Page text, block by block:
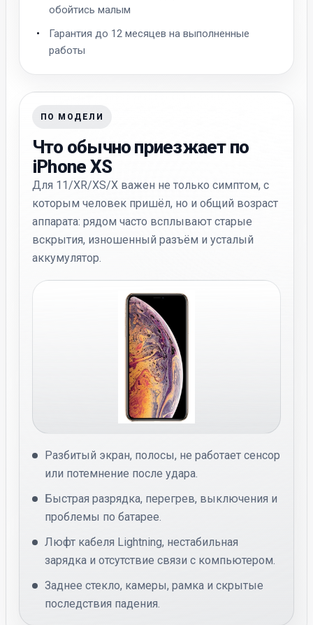
обойтись малым
Гарантия до 12 месяцев на выполненные
работы
ПО МОДЕЛИ
Что обычно приезжает по
iPhone XS
Для 11/XR/XS/X важен не только симптом, с
которым человек пришёл, но и общий возраст
аппарата: рядом часто всплывают старые
вскрытия, изношенный разъём и усталый
аккумулятор.
Разбитый экран, полосы, не работает сенсор
или потемнение после удара.
Быстрая разрядка, перегрев, выключения и
проблемы по батарее.
Люфт кабеля Lightning, нестабильная
зарядка и отсутствие связи с компьютером.
Заднее стекло, камеры, рамка и скрытые
последствия падения.